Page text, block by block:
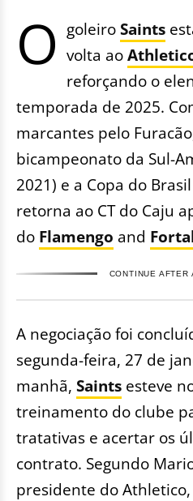
O goleiroSaints
volta ao
reforçando o
temporada de 2025.
marcantes pelo
bicampeonato da Sul-
2021) e a Copa do
retorna ao CT do Caju
do Flamengo and
CONTINUE AFTER
A negociação foi
segunda-feira, 27 de
manhã, Saints esteve
treinamento do clube
tratativas e acertar os
contrato. Segundo
presidente do